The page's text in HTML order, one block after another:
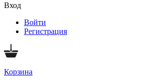
Вход
Войти
Регистрация
Корзина